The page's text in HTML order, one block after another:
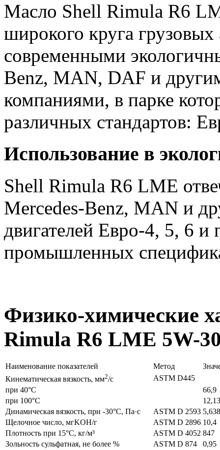
Масло Shell Rimula R6
широкого круга грузовых
современными
Benz, MAN, DAF и
компаниями, в парке
различных стандартов:
Использование в
Shell Rimula R6 LME
Mercedes-Benz, MAN и
двигателей Евро-4, 5, 6 и
промышленных
Физико-химические
Rimula R6 LME 5W-
Наименование показателей Метод
Кинематическая вязкость, мм2/с
ASTM D445
при 40°C
66,9
при 100°C
12,13
Динамическая вязкость, при -30°С, Па·с
ASTM D 2593 5,638
Щелочное число, мгKOH/г
ASTM D 2896 10,4
Плотность при 15°C, кг/м³
ASTM D 4052 847
Зольность сульфатная, не более %
ASTM D 874
0,95